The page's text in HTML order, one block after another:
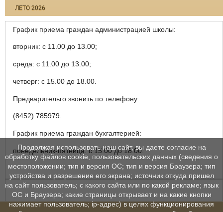
ЛЕТО 2026
График приема граждан администрацией школы:
вторник: с 11.00 до 13.00;
среда: с 11.00 до 13.00;
четверг: с 15.00 до 18.00.
Предварительго звонить по телефону:
(8452) 785979.
График приема граждан бухгалтерией:
понедельник-пятница: с 15.00 до 18.00.
Продолжая использовать наш сайт, вы даете согласие на
обработку файлов cookie, пользовательских данных (сведения о
местоположении; тип и версия ОС; тип и версия Браузера; тип
устройства и разрешение его экрана; источник откуда пришел
на сайт пользователь; с какого сайта или по какой рекламе; язык
ОС и Браузера; какие страницы открывает и на какие кнопки
нажимает пользователь; ip-адрес) в целях функционирования